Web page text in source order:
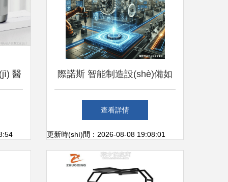
醫 際諾斯 智能制造設(shè)備如
何重塑齒輪檢測(cè)質(zhì)量
新標(biāo)桿
查看詳情
更新時(shí)間：2026-08-08 19:08:01